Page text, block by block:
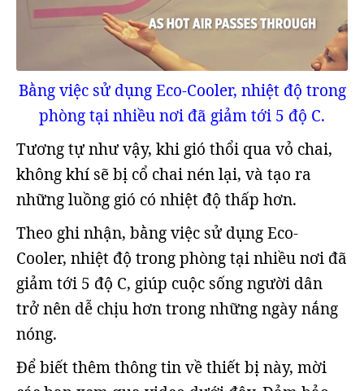
Bằng việc sử dụng Eco-Cooler, nhiệt độ trong
phòng tại nhiều nơi đã giảm tới 5 độ C.
Tương tự như vậy, khi gió thổi qua vỏ chai,
không khí sẽ bị cổ chai nén lại, và tạo ra
những luồng gió có nhiệt độ thấp hơn.
Theo ghi nhận, bằng việc sử dụng Eco-
Cooler, nhiệt độ trong phòng tại nhiều nơi đã
giảm tới 5 độ C, giúp cuộc sống người dân
trở nên dễ chịu hơn trong những ngày nắng
nóng.
Để biết thêm thông tin về thiết bị này, mời